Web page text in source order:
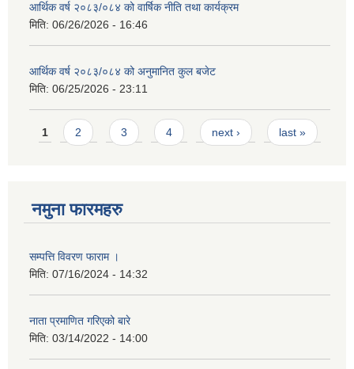
आर्थिक वर्ष २०८३/०८४ को वार्षिक नीति तथा कार्यक्रम
मिति: 06/26/2026 - 16:46
आर्थिक वर्ष २०८३/०८४ को अनुमानित कुल बजेट
मिति: 06/25/2026 - 23:11
Pages
1 2 3 4 next › last »
नमुना फारमहरु
सम्पत्ति विवरण फाराम ।
मिति: 07/16/2024 - 14:32
नाता प्रमाणित गरिएको बारे
मिति: 03/14/2022 - 14:00